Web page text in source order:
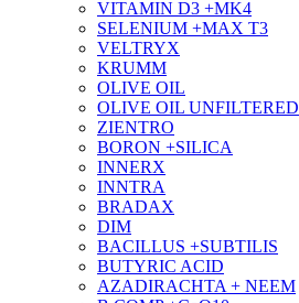
VITAMIN D3 +MK4
SELENIUM +MAX T3
VELTRYX
KRUMM
OLIVE OIL
OLIVE OIL UNFILTERED
ZIENTRO
BORON +SILICA
INNERX
INNTRA
BRADAX
DIM
BACILLUS +SUBTILIS
BUTYRIC ACID
AZADIRACHTA + NEEM